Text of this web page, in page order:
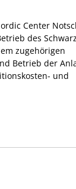
Center
des
zugehörigen
Betrieb der
und